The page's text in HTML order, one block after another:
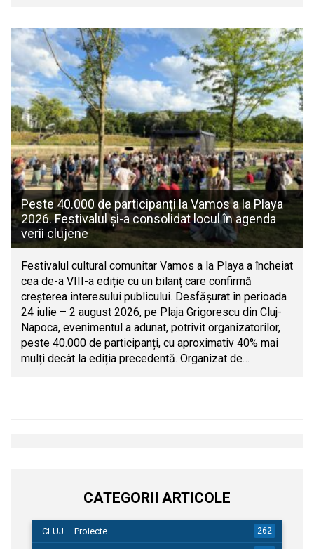
Peste 40.000 de participanți la Vamos a la Playa
2026. Festivalul și-a consolidat locul în agenda
verii clujene
Festivalul cultural comunitar Vamos a la Playa a încheiat
cea de-a VIII-a ediție cu un bilanț care confirmă
creșterea interesului publicului. Desfășurat în perioada
24 iulie – 2 august 2026, pe Plaja Grigorescu din Cluj-
Napoca, evenimentul a adunat, potrivit organizatorilor,
peste 40.000 de participanți, cu aproximativ 40% mai
mulți decât la ediția precedentă. Organizat de…
CATEGORII ARTICOLE
CLUJ – Proiecte 262